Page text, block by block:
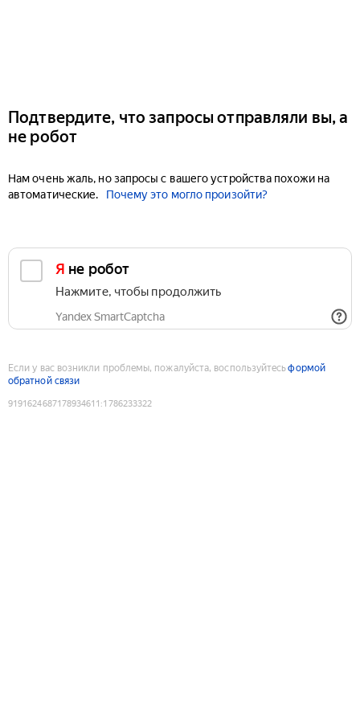
Подтвердите, что запросы отправляли вы, а
не робот
Нам очень жаль, но запросы с вашего устройства похожи на
автоматические.
Почему это могло произойти?
Я не робот
Нажмите, чтобы продолжить
Yandex SmartCaptcha
Если у вас возникли проблемы, пожалуйста, воспользуйтесьформой
обратной связи
9191624687178934611 :1786233322